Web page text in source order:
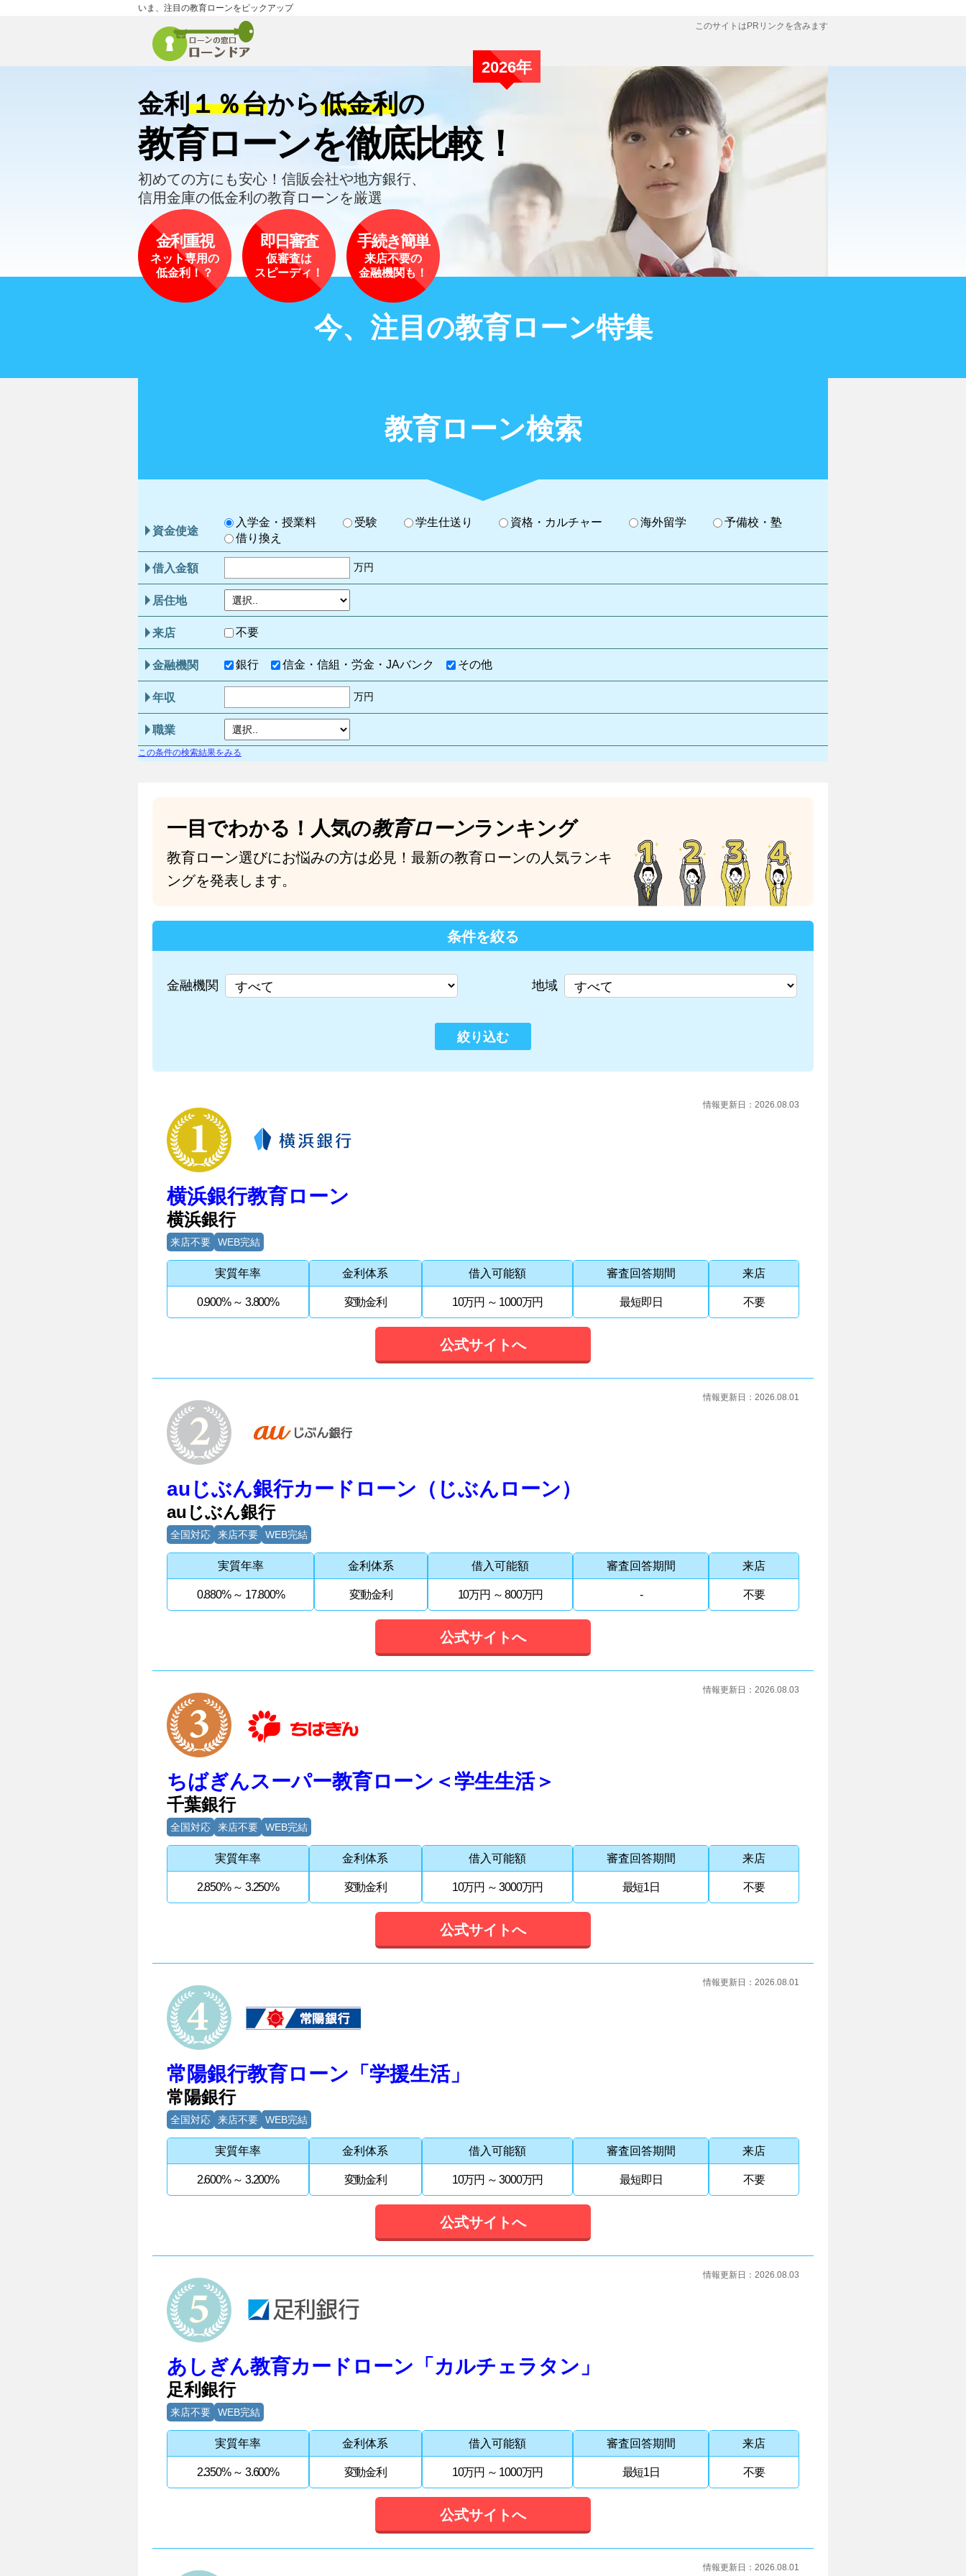
いま、注目の教育ローンをピックアップ
このサイトはPRリンクを含みます
金利１％台から低金利の
教育ローンを徹底比較！
初めての方にも安心！信販会社や地方銀行、
信用金庫の低金利の教育ローンを厳選
2026年
金利重視
ネット専用の
低金利！？
即日審査
仮審査は
スピーディ！
手続き簡単
来店不要の
金融機関も！
今、注目の教育ローン特集
教育ローン検索
資金使途
入学金・授業料 受験 学生仕送り 資格・カルチャー 海外留学
予備校・塾
借り換え
借入金額 万円
居住地
来店 不要
金融機関 銀行 信金・信組・労金・JAバンク その他
年収 万円
職業
この条件の検索結果をみる
一目でわかる！人気の教育ローンランキング
教育ローン選びにお悩みの方は必見！最新の教育ローンの人気ランキ
ングを発表します。
条件を絞る
金融機関 地域
絞り込む
横浜銀行教育ローン
横浜銀行
来店不要 WEB完結
実質年率
0.900% ～ 3.800%
金利体系
変動金利
借入可能額
10万円 ～ 1000万円
審査回答期間
最短即日
来店
不要
公式サイトへ
情報更新日： 2026.08.03
auじぶん銀行カードローン（じぶんローン）
auじぶん銀行
全国対応 来店不要 WEB完結
実質年率
0.880% ～ 17.800%
金利体系
変動金利
借入可能額
10万円 ～ 800万円
審査回答期間
-
来店
不要
公式サイトへ
情報更新日： 2026.08.01
ちばぎんスーパー教育ローン＜学生生活＞
千葉銀行
全国対応 来店不要 WEB完結
実質年率
2.850% ～ 3.250%
金利体系
変動金利
借入可能額
10万円 ～ 3000万円
審査回答期間
最短1日
来店
不要
公式サイトへ
情報更新日： 2026.08.03
常陽銀行教育ローン「学援生活」
常陽銀行
全国対応 来店不要 WEB完結
実質年率
2.600% ～ 3.200%
金利体系
変動金利
借入可能額
10万円 ～ 3000万円
審査回答期間
最短即日
来店
不要
公式サイトへ
情報更新日： 2026.08.01
あしぎん教育カードローン「カルチェラタン」
足利銀行
来店不要 WEB完結
実質年率
2.350% ～ 3.600%
金利体系
変動金利
借入可能額
10万円 ～ 1000万円
審査回答期間
最短1日
来店
不要
公式サイトへ
情報更新日： 2026.08.03
情報更新日： 2026.08.01